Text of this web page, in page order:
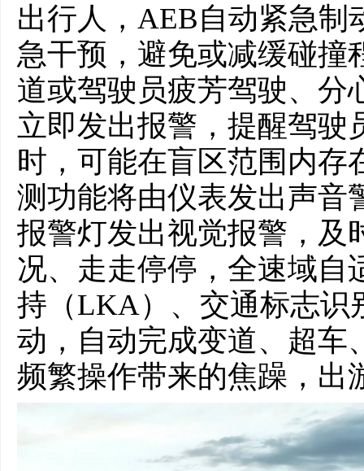
出行人，AEB自动紧急制
急干预，避免或减缓碰撞
道或驾驶员疲芳驾驶、分
立即发出报警，提醒驾驶
时，可能在盲区范围内存
测功能将由仪表发出声音
报警灯发出视觉报警，及
况、走走停停，全速域自
持（LKA）、交通标志识
动，自动完成变道、超车
频繁操作带来的焦躁，出